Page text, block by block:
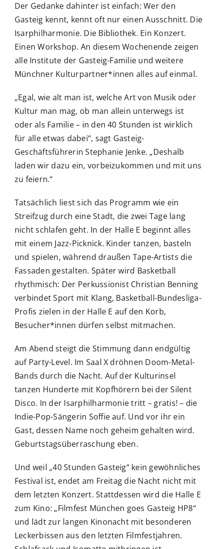
Der Gedanke dahinter ist einfach: Wer den
Gasteig kennt, kennt oft nur einen Ausschnitt. Die
Isarphilharmonie. Die Bibliothek. Ein Konzert.
Einen Workshop. An diesem Wochenende zeigen
alle Institute der Gasteig-Familie und weitere
Münchner Kulturpartner*innen alles auf einmal.
„Egal, wie alt man ist, welche Art von Musik oder
Kultur man mag, ob man allein unterwegs ist
oder als Familie – in den 40 Stunden ist wirklich
für alle etwas dabei“, sagt Gasteig-
Geschäftsführerin Stephanie Jenke. „Deshalb
laden wir dazu ein, vorbeizukommen und mit uns
zu feiern.“
Tatsächlich liest sich das Programm wie ein
Streifzug durch eine Stadt, die zwei Tage lang
nicht schlafen geht. In der Halle E beginnt alles
mit einem Jazz-Picknick. Kinder tanzen, basteln
und spielen, während draußen Tape-Artists die
Fassaden gestalten. Später wird Basketball
rhythmisch: Der Perkussionist Christian Benning
verbindet Sport mit Klang, Basketball-Bundesliga-
Profis zielen in der Halle E auf den Korb,
Besucher*innen dürfen selbst mitmachen.
Am Abend steigt die Stimmung dann endgültig
auf Party-Level. Im Saal X dröhnen Doom-Metal-
Bands durch die Nacht. Auf der Kulturinsel
tanzen Hunderte mit Kopfhörern bei der Silent
Disco. In der Isarphilharmonie tritt – gratis! – die
Indie-Pop-Sängerin Soffie auf. Und vor ihr ein
Gast, dessen Name noch geheim gehalten wird.
Geburtstagsüberraschung eben.
Und weil „40 Stunden Gasteig“ kein gewöhnliches
Festival ist, endet am Freitag die Nacht nicht mit
dem letzten Konzert. Stattdessen wird die Halle E
zum Kino: „Filmfest München goes Gasteig HP8“
und lädt zur langen Kinonacht mit besonderen
Leckerbissen aus den letzten Filmfestjahren.